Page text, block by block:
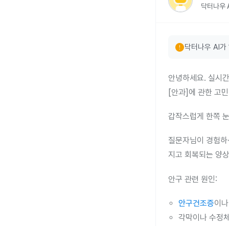
닥터나우
error닥터나우 AI
안녕하세요. 실시
[안과]에 관한 고
갑작스럽게 한쪽
질문자님이 경험
지고 회복되는 양
안구 관련 원인:
안구건조증이
각막이나 수정